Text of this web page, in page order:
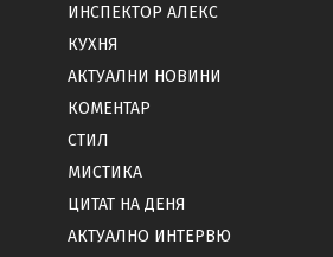
ИНСПЕКТОР АЛЕКС
КУХНЯ
АКТУАЛНИ НОВИНИ
КОМЕНТАР
СТИЛ
МИСТИКА
ЦИТАТ НА ДЕНЯ
АКТУАЛНО ИНТЕРВЮ